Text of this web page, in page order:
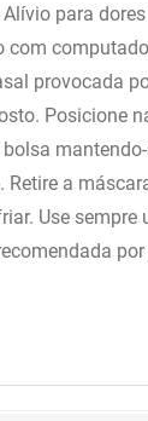
para
provocada
Posicione
a
Use